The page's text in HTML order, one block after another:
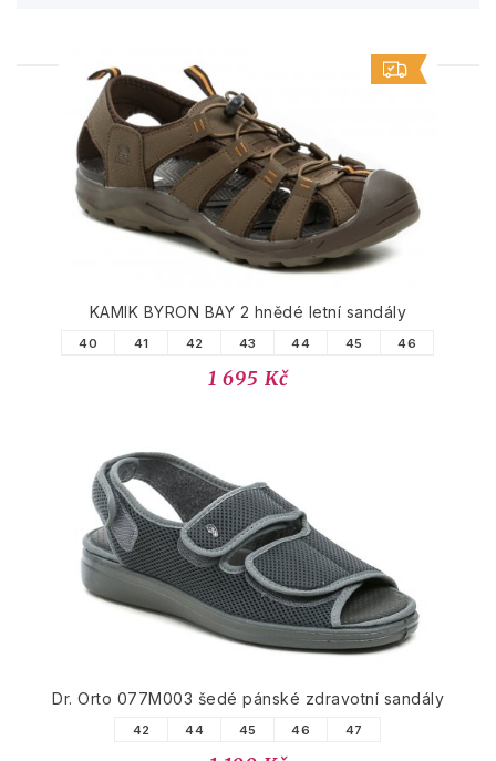
PODOBNÉ PRODUKTY
KAMIK BYRON BAY 2 hnědé letní sandály
40 41 42 43 44 45 46
1 695 Kč
Dr. Orto 077M003 šedé pánské zdravotní sandály
42 44 45 46 47